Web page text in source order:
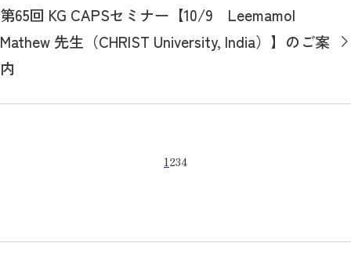
第65回 KG CAPSセミナー【10/9 Leemamol
Mathew 先生（CHRIST University, India）】のご案
内
1234